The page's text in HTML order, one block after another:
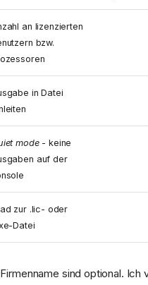
an lizenzierten
bzw.
in Datei
mode- keine
auf der
zur .lic- oder
Datei
sind optional. Ich